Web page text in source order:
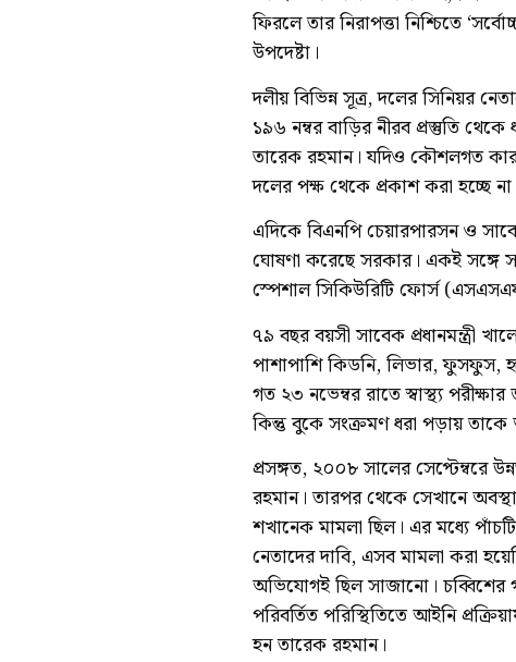
ফিরলে তার নিরাপত্তা নিশ্চিতে
উপদেষ্টা।
দলীয় বিভিন্ন সূত্র, দলের সিনিয়র
১৯৬ নম্বর বাড়ির নীরব প্রস্তুতি
তারেক রহমান। যদিও কৌশলগত
দলের পক্ষ থেকে প্রকাশ করা হচ্ছে
এদিকে বিএনপি চেয়ারপারসন ও
ঘোষণা করেছে সরকার। একই সঙ্গে
স্পেশাল সিকিউরিটি ফোর্স
৭৯ বছর বয়সী সাবেক প্রধানমন্ত্রী
পাশাপাশি কিডনি, লিভার, ফুসফুস,
গত ২৩ নভেম্বর রাতে স্বাস্থ্য
কিন্তু বুকে সংক্রমণ ধরা পড়ায় তাকে
প্রসঙ্গত, ২০০৮ সালের সেপ্টেম্বরে
রহমান। তারপর থেকে সেখানে
শখানেক মামলা ছিল। এর মধ্যে
নেতাদের দাবি, এসব মামলা করা
অভিযোগই ছিল সাজানো। চব্বিশের
পরিবর্তিত পরিস্থিতিতে আইনি
হন তারেক রহমান।